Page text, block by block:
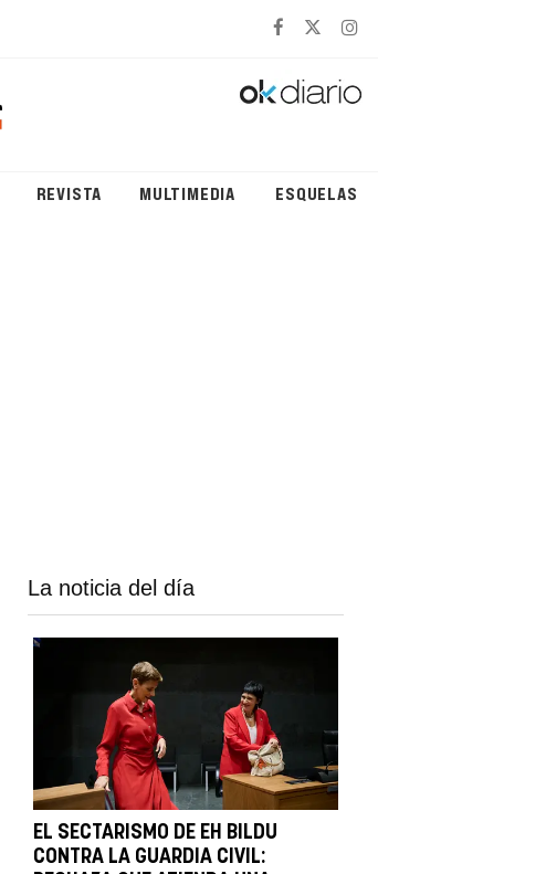
REVISTA MULTIMEDIA ESQUELAS
La noticia del día
EL SECTARISMO DE EH BILDU
CONTRA LA GUARDIA CIVIL: